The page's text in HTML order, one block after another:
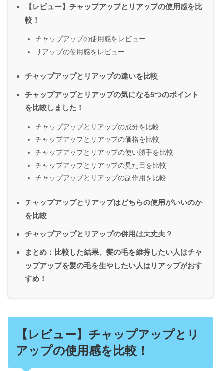
【レビュー】チャップアップとリアップの使用感を比
較！
チャップアップの使用感をレビュー
リアップの使用感をレビュー
チャップアップとリアップの違いを比較
チャップアップとリアップの気になる5つのポイント
を比較しました！
チャップアップとリアップの成分を比較
チャップアップとリアップの価格を比較
チャップアップとリアップの使い勝手を比較
チャップアップとリアップの見た目を比較
チャップアップとリアップの副作用を比較
チャップアップとリアップはどちらの使用がいいのか
を比較
チャップアップとリアップの併用は大丈夫？
まとめ：比較した結果、髪の毛を維持したい人はチャ
ップアップを髪の毛を生やしたい人はリアップがおす
すめ！
【 レビュー】チャップアップとリ
アップの使用感を比較！